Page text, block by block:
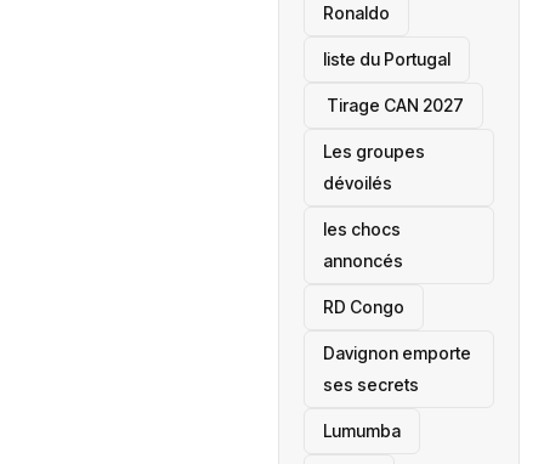
Ronaldo
liste du Portugal
‎ Tirage CAN 2027
Les groupes
dévoilés
les chocs
annoncés
‎RD Congo
Davignon emporte
ses secrets
Lumumba